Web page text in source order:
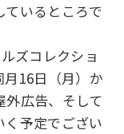
ているところで
ズコレクショ
16日（月）か
外広告、そして
予定でござい